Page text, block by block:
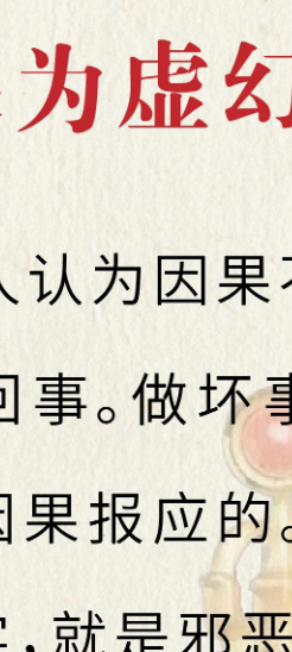
佛法告诉你怎么转苦为
生活中处处都体现着佛
达摩祖师与梁武帝的经